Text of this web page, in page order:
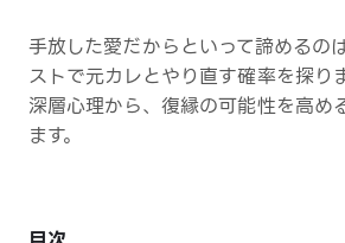
えもじの子（占）12星座占い
占い記事
お知らせ
手放した愛だからといって諦めるの
ストで元カレとやり直す確率を探り
深層心理から、復縁の可能性を高め
ます。